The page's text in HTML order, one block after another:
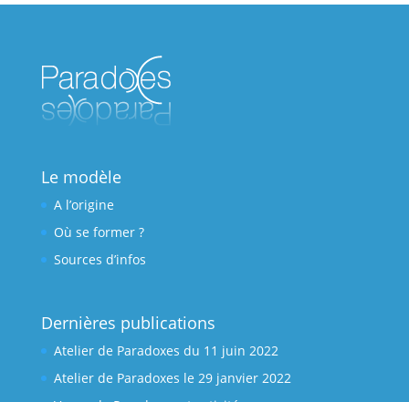
Le modèle
A l’origine
Où se former ?
Sources d’infos
Dernières publications
Atelier de Paradoxes du 11 juin 2022
Atelier de Paradoxes le 29 janvier 2022